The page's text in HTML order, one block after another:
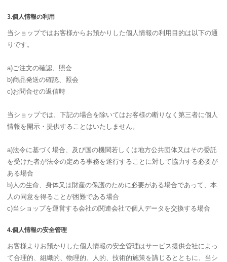
3.個人情報の利用
当ショップではお客様からお預かりした個人情報の利用目的は以下の通
りです。
a)ご注文の確認、照会
b)商品発送の確認、照会
c)お問合せの返信時
当ショップでは、下記の場合を除いてはお客様の断りなく第三者に個人
情報を開示・提供することはいたしません。
a)法令に基づく場合、及び国の機関若しくは地方公共団体又はその委託
を受けた者が法令の定める事務を遂行することに対して協力する必要が
ある場合
b)人の生命、身体又は財産の保護のために必要がある場合であって、本
人の同意を得ることが困難である場合
c)当ショップを運営する会社の関連会社で個人データを交換する場合
4.個人情報の安全管理
お客様よりお預かりした個人情報の安全管理はサービス提供会社によっ
て合理的、組織的、物理的、人的、技術的施策を講じるとともに、当シ